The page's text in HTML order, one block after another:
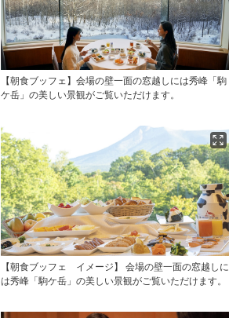
【朝食ブッフェ】会場の壁一面の窓越しには秀峰「駒
ケ岳」の美しい景観がご覧いただけます。
【朝食ブッフェ イメージ】 会場の壁一面の窓越しに
は秀峰「駒ケ岳」の美しい景観がご覧いただけます。